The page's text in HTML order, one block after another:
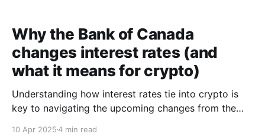
Why the Bank of Canada
changes interest rates (and
what it means for crypto)
Understanding how interest rates tie into crypto is
key to navigating the upcoming changes from the
10 Apr 20254 min read